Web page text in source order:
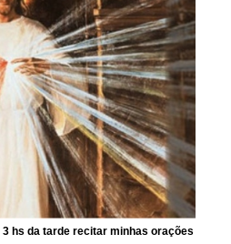
3 hs da tarde recitar minhas orações